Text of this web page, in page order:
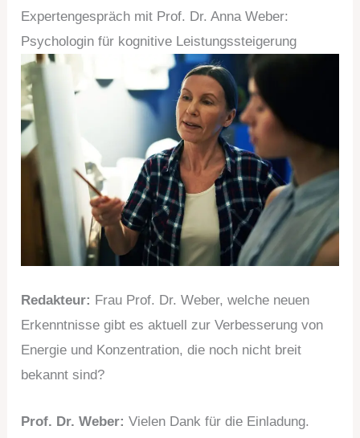
Expertengespräch mit Prof. Dr. Anna Weber:
Psychologin für kognitive Leistungssteigerung
Redakteur: Frau Prof. Dr. Weber, welche neuen
Erkenntnisse gibt es aktuell zur Verbesserung von
Energie und Konzentration, die noch nicht breit
bekannt sind?
Prof. Dr. Weber: Vielen Dank für die Einladung.